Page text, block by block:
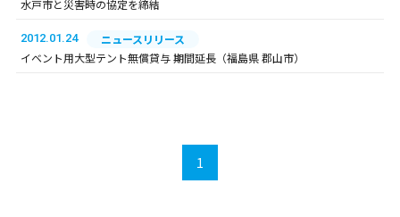
水戸市と災害時の協定を締結
2012.01.24
ニュースリリース
イベント用大型テント無償貸与 期間延長（福島県 郡山市）
1